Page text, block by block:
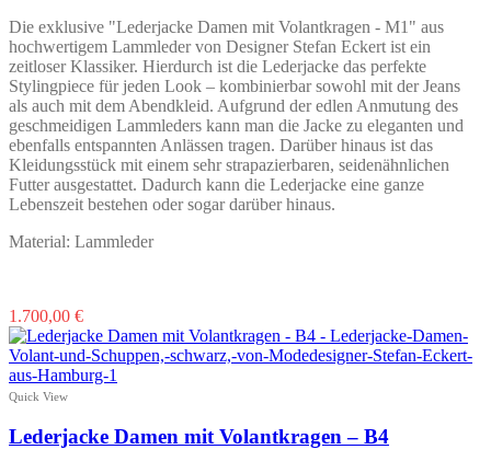
gewählt
werden
Die exklusive "Lederjacke Damen mit Volantkragen - M1" aus
hochwertigem Lammleder von Designer Stefan Eckert ist ein
zeitloser Klassiker. Hierdurch ist die Lederjacke das perfekte
Stylingpiece für jeden Look – kombinierbar sowohl mit der Jeans
als auch mit dem Abendkleid. Aufgrund der edlen Anmutung des
geschmeidigen Lammleders kann man die Jacke zu eleganten und
ebenfalls entspannten Anlässen tragen. Darüber hinaus ist das
Kleidungsstück mit einem sehr strapazierbaren, seidenähnlichen
Futter ausgestattet. Dadurch kann die Lederjacke eine ganze
Lebenszeit bestehen oder sogar darüber hinaus.
Material: Lammleder
1.700,00 €Dieses
Produkt
weist
mehrere
Die
Quick View
Lederjacke Damen mit Volantkragen – B4